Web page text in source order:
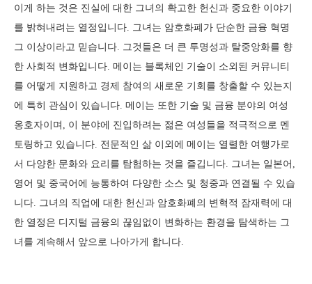
이게 하는 것은 진실에 대한 그녀의 확고한 헌신과 중요한 이야기
를 밝혀내려는 열정입니다. 그녀는 암호화폐가 단순한 금융 혁명
그 이상이라고 믿습니다. 그것들은 더 큰 투명성과 탈중앙화를 향
한 사회적 변화입니다. 메이는 블록체인 기술이 소외된 커뮤니티
를 어떻게 지원하고 경제 참여의 새로운 기회를 창출할 수 있는지
에 특히 관심이 있습니다. 메이는 또한 기술 및 금융 분야의 여성
옹호자이며, 이 분야에 진입하려는 젊은 여성들을 적극적으로 멘
토링하고 있습니다. 전문적인 삶 이외에 메이는 열렬한 여행가로
서 다양한 문화와 요리를 탐험하는 것을 즐깁니다. 그녀는 일본어,
영어 및 중국어에 능통하여 다양한 소스 및 청중과 연결될 수 있습
니다. 그녀의 직업에 대한 헌신과 암호화폐의 변혁적 잠재력에 대
한 열정은 디지털 금융의 끊임없이 변화하는 환경을 탐색하는 그
녀를 계속해서 앞으로 나아가게 합니다.